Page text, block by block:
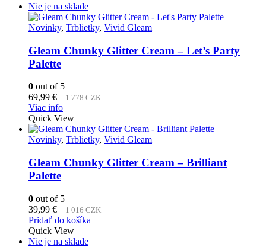
Nie je na sklade
Novinky, Trblietky, Vivid Gleam
Gleam Chunky Glitter Cream – Let’s Party
Palette
0 out of 5
69,99 € 1 778 CZK
Viac info
Quick View
Novinky, Trblietky, Vivid Gleam
Gleam Chunky Glitter Cream – Brilliant
Palette
0 out of 5
39,99 € 1 016 CZK
Pridať do košíka
Quick View
Nie je na sklade